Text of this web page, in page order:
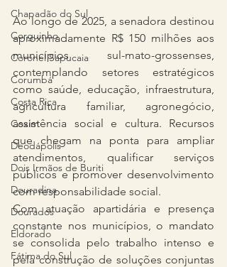
Chapadão do Sul
Corguinho
Coronel Sapucaia
Corumbá
Costa Rica
Coxim
Deodápolis
Dois Irmãos de Buriti
Douradina
Dourados
Eldorado
Fátima do Sul
Ao longo de 2025, a senadora destinou
aproximadamente R$ 150 milhões aos
municípios sul-mato-grossenses,
contemplando setores estratégicos
como saúde, educação, infraestrutura,
agricultura familiar, agronegócio,
assistência social e cultura. Recursos
que chegam na ponta para ampliar
atendimentos, qualificar serviços
públicos e promover desenvolvimento
com responsabilidade social.
Com atuação apartidária e presença
constante nos municípios, o mandato
se consolida pelo trabalho intenso e
pela construção de soluções conjuntas